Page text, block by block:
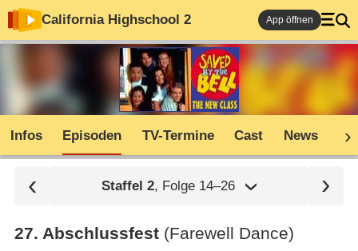
California Highschool 2 App öffnen
Infos Episoden TV-Termine Cast News
Staffel 2, Folge 14⁠–⁠26
27. Abschlussfest (Farewell Dance)